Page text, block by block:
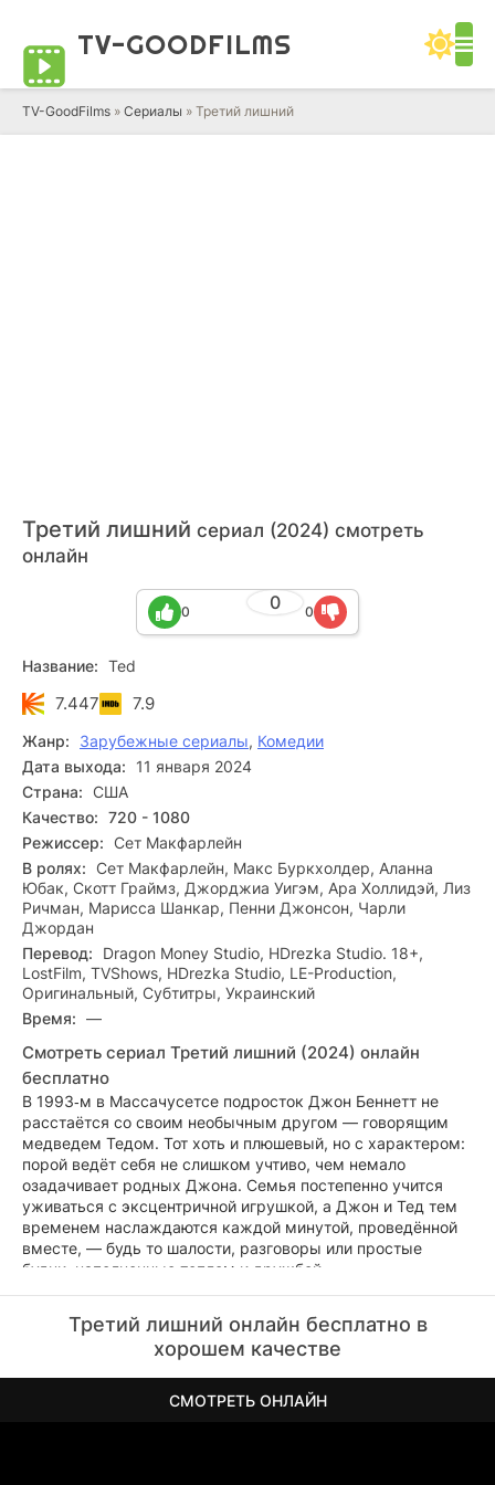
TV-GOODFILMS
TV-GoodFilms » Сериалы » Третий лишний
Третий лишний сериал (2024) смотреть
онлайн
0
0 0
Название: Ted
7.447 7.9
Жанр: Зарубежные сериалы, Комедии
Дата выхода:
11 января 2024
Страна: США
Качество: 720 - 1080
Режиссер: Сет Макфарлейн
В ролях: Сет Макфарлейн, Макс Буркхолдер, Аланна
Юбак, Скотт Граймз, Джорджиа Уигэм, Ара Холлидэй, Лиз
Ричман, Марисса Шанкар, Пенни Джонсон, Чарли
Джордан
Перевод:
Dragon Money Studio, HDrezka Studio. 18+,
LostFilm, TVShows, HDrezka Studio, LE-Production,
Оригинальный, Субтитры, Украинский
Время: —
Смотреть сериал Третий лишний (2024) онлайн
бесплатно
В 1993‑м в Массачусетсе подросток Джон Беннетт не
расстаётся со своим необычным другом — говорящим
медведем Тедом. Тот хоть и плюшевый, но с характером:
порой ведёт себя не слишком учтиво, чем немало
озадачивает родных Джона. Семья постепенно учится
уживаться с эксцентричной игрушкой, а Джон и Тед тем
временем наслаждаются каждой минутой, проведённой
вместе, — будь то шалости, разговоры или простые
будни, наполненные теплом и дружбой.
Третий лишний онлайн бесплатно в
хорошем качестве
СМОТРЕТЬ ОНЛАЙН